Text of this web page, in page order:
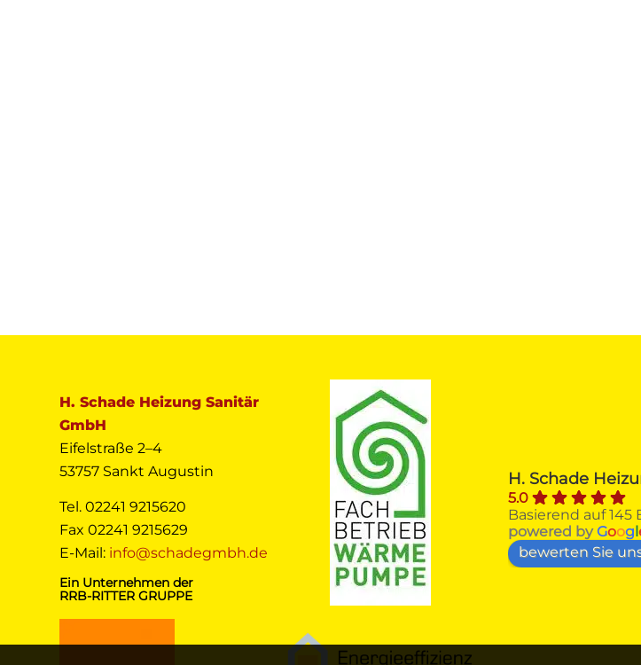
H. Schade Heizung Sanitär
GmbH
Eifelstraße 2–4
53757 Sankt Augustin
Tel. 02241 9215620
Fax 02241 9215629
E-Mail: info@schadegmbh.de
Ein Unternehmen der
RRB-RITTER GRUPPE
H. Schade
5.0
Basierend auf
powered byGoogl
bewerten Sie
erhielt von
zum
Jahre
gegen einen